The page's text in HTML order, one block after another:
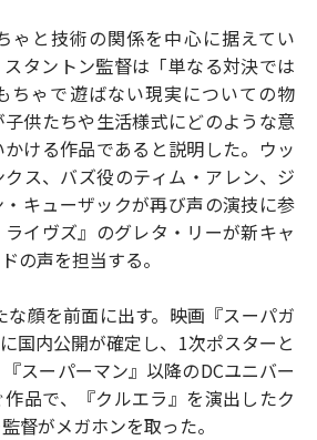
ゃと技術の関係を中心に据えてい
タントン監督は「単なる対決では
ちゃで遊ばない現実についての物
供たちや生活様式にどのような意
ける作品であると説明した。ウッ
ス、バズ役のティム・アレン、ジ
キューザックが再び声の演技に参
イヴズ』のグレタ・リーが新キャ
の声を担当する。
な顔を前面に出す。映画『スーパガ
国内公開が確定し、1次ポスターと
スーパーマン』以降のDCユニバー
品で、『クルエラ』を演出したク
督がメガホンを取った。